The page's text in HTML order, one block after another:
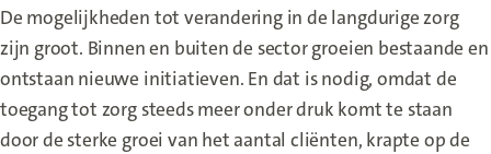
De mogelijkheden tot verandering in de langdurige zorg
zijn groot. Binnen en buiten de sector groeien bestaande en
ontstaan nieuwe initiatieven. En dat is nodig, omdat de
toegang tot zorg steeds meer onder druk komt te staan
door de sterke groei van het aantal cliënten, krapte op de